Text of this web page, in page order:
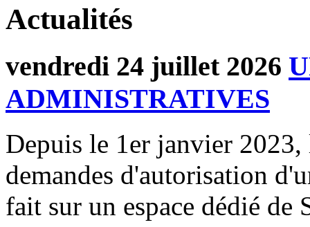
Actualités
vendredi 24 juillet 2026
ADMINISTRATIVES
Depuis le 1er janvier
demandes d'autorisation
fait sur un espace dédié de